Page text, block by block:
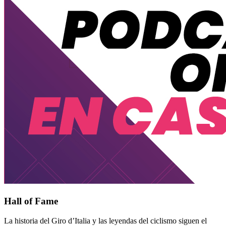
Hall of Fame
La historia del Giro d’Italia y las leyendas del ciclismo siguen el